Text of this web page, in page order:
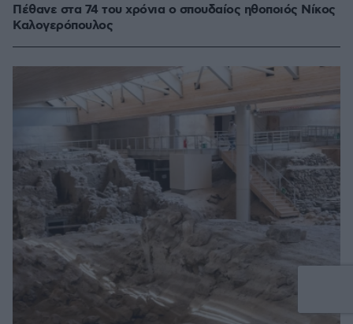
Πέθανε στα 74 του χρόνια ο σπουδαίος ηθοποιός Νίκος
Καλογερόπουλος